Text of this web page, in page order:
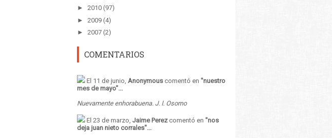
► 2010 (97)
► 2009 (4)
► 2007 (2)
COMENTARIOS
El 11 de junio, Anonymous comentó en "nuestro
mes de mayo"...
Nuevamente enhorabuena. J. l. Osorno
El 23 de marzo, Jaime Perez comentó en "nos
deja juan nieto corrales"...